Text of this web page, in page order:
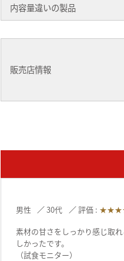
内容量違いの製品
販売店情報
男性 30代 評価 :
素材の甘さをしっかり感じ取
しかったです。
（試食モニター）